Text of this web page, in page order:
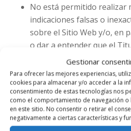
Gestionar
Para ofrecer las mejores experiencias,
cookies para almacenar y/o acceder a la
consentimiento de estas tecnologías nos
como el comportamiento de navegación o
en este sitio. No consentir o retirar el
negativamente a ciertas características y
No está permitido realizar
indicaciones falsas o
sobre el Sitio Web y/o, en
o dar a entender que el
el enlace o que ha
cualquier forma los
ofrecidos o puestos a
página web en la que se
enlace.
La página web en la que se